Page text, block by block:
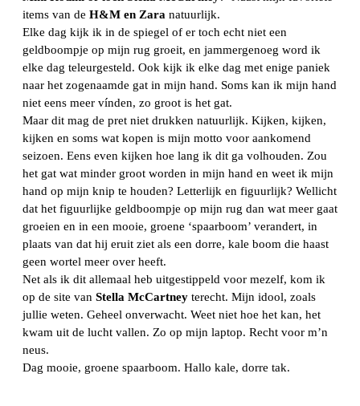
items van de H&M en Zara natuurlijk.
Elke dag kijk ik in de spiegel of er toch echt niet een
geldboompje op mijn rug groeit, en jammergenoeg word ik
elke dag teleurgesteld. Ook kijk ik elke dag met enige paniek
naar het zogenaamde gat in mijn hand. Soms kan ik mijn hand
niet eens meer vínden, zo groot is het gat.
Maar dit mag de pret niet drukken natuurlijk. Kijken, kijken,
kijken en soms wat kopen is mijn motto voor aankomend
seizoen. Eens even kijken hoe lang ik dit ga volhouden. Zou
het gat wat minder groot worden in mijn hand en weet ik mijn
hand op mijn knip te houden? Letterlijk en figuurlijk? Wellicht
dat het figuurlijke geldboompje op mijn rug dan wat meer gaat
groeien en in een mooie, groene ‘spaarboom’ verandert, in
plaats van dat hij eruit ziet als een dorre, kale boom die haast
geen wortel meer over heeft.
Net als ik dit allemaal heb uitgestippeld voor mezelf, kom ik
op de site van Stella McCartney terecht. Mijn idool, zoals
jullie weten. Geheel onverwacht. Weet niet hoe het kan, het
kwam uit de lucht vallen. Zo op mijn laptop. Recht voor m’n
neus.
Dag mooie, groene spaarboom. Hallo kale, dorre tak.